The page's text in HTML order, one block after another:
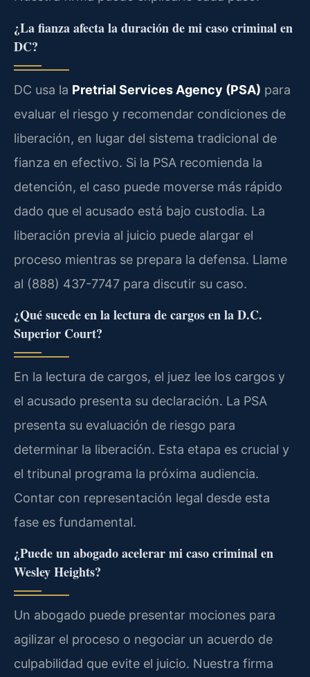
¿La fianza afecta la duración de mi caso criminal en
DC?
DC usa la Pretrial Services Agency (PSA) para
evaluar el riesgo y recomendar condiciones de
liberación, en lugar del sistema tradicional de
fianza en efectivo. Si la PSA recomienda la
detención, el caso puede moverse más rápido
dado que el acusado está bajo custodia. La
liberación previa al juicio puede alargar el
proceso mientras se prepara la defensa. Llame
al (888) 437-7747 para discutir su caso.
¿Qué sucede en la lectura de cargos en la D.C.
Superior Court?
En la lectura de cargos, el juez lee los cargos y
el acusado presenta su declaración. La PSA
presenta su evaluación de riesgo para
determinar la liberación. Esta etapa es crucial y
el tribunal programa la próxima audiencia.
Contar con representación legal desde esta
fase es fundamental.
¿Puede un abogado acelerar mi caso criminal en
Wesley Heights?
Un abogado puede presentar mociones para
agilizar el proceso o negociar un acuerdo de
culpabilidad que evite el juicio. Nuestra firma